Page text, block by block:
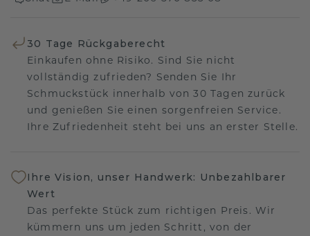
30 Tage Rückgaberecht
Einkaufen ohne Risiko. Sind Sie nicht
vollständig zufrieden? Senden Sie Ihr
Schmuckstück innerhalb von 30 Tagen zurück
und genießen Sie einen sorgenfreien Service.
Ihre Zufriedenheit steht bei uns an erster Stelle.
Ihre Vision, unser Handwerk: Unbezahlbarer
Wert
Das perfekte Stück zum richtigen Preis. Wir
kümmern uns um jeden Schritt, von der